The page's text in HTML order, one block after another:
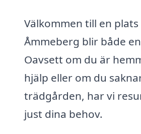
Välkommen till en
Åmmeberg blir både
Oavsett om du är
hjälp eller om du
trädgården, har vi
just dina behov.